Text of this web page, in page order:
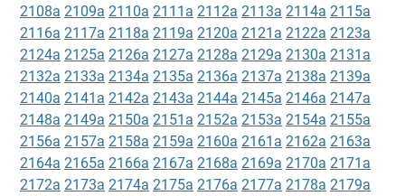
2108a 2109a 2110a 2111a 2112a 2113a 2114a 2115a
2116a 2117a 2118a 2119a 2120a 2121a 2122a 2123a
2124a 2125a 2126a 2127a 2128a 2129a 2130a 2131a
2132a 2133a 2134a 2135a 2136a 2137a 2138a 2139a
2140a 2141a 2142a 2143a 2144a 2145a 2146a 2147a
2148a 2149a 2150a 2151a 2152a 2153a 2154a 2155a
2156a 2157a 2158a 2159a 2160a 2161a 2162a 2163a
2164a 2165a 2166a 2167a 2168a 2169a 2170a 2171a
2172a 2173a 2174a 2175a 2176a 2177a 2178a 2179a